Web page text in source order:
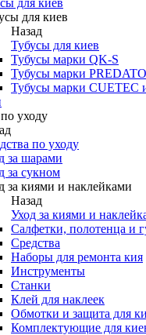
для киев
для киев
Назад
Тубусы для киев
Тубусы марки QK-S
Тубусы марки
Тубусы марки CUETEC
уходу
по уходу
за шарами
за сукном
за киями и наклейками
Назад
Уход за киями и
Салфетки, полотенца и
Средства
Наборы для ремонта кия
Инструменты
Станки
Клей для наклеек
Обмотки и защита для
Комплектующие для